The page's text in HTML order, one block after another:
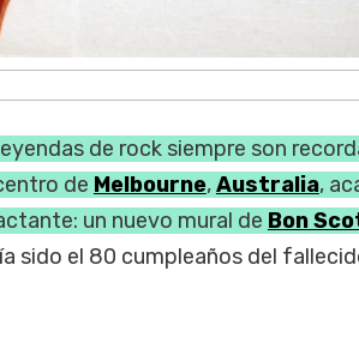
de rock siempre son
de Melbourne,Australia,
un nuevo mural de Bon
sido el 80 cumpleaños del